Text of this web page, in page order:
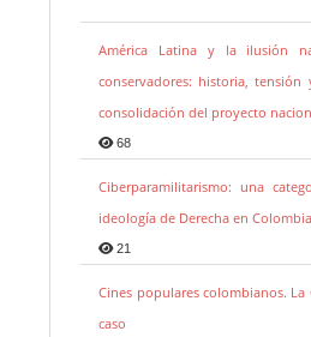
América Latina y la ilusión
conservadores: historia,
consolidación del proyecto
68
Ciberparamilitarismo: una
ideología de Derecha en Colombia
21
Cines populares colombianos.
caso